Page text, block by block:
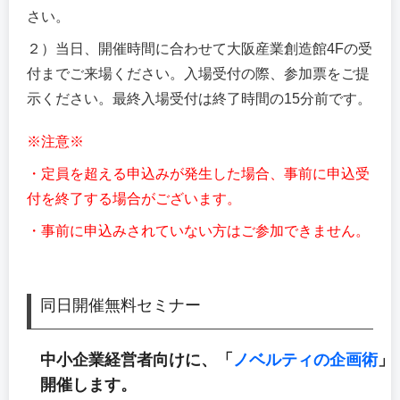
さい。
２）当日、開催時間に合わせて大阪産業創造館4Fの受
付までご来場ください。入場受付の際、参加票をご提
示ください。最終入場受付は終了時間の15分前です。
※注意※
・定員を超える申込みが発生した場合、事前に申込受
付を終了する場合がございます。
・事前に申込みされていない方はご参加できません。
同日開催無料セミナー
中小企業経営者向けに、「 ノベルティの企画術」
開催します。